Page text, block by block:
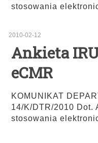
stosowania
2010-02-12
Ankieta
eCMR
KOMUNIKAT
14/K/DTR/2010 Dot.
stosowania